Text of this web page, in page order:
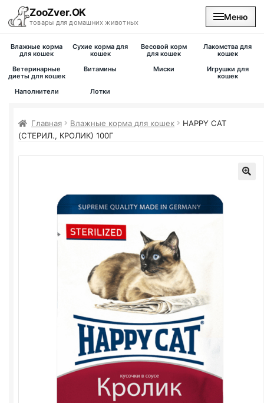
ZooZver.OK
товары для домашних животных
Меню
На главную
Влажные корма
для кошек
Сухие корма для
кошек
Весовой корм
для кошек
Лакомства для
кошек
Ветеринарные
диеты для кошек
Витамины Миски
Игрушки для
кошек
Наполнители
Лотки
Главная Влажные корма для кошек
HAPPY CAT
(СТЕРИЛ., КРОЛИК) 100Г